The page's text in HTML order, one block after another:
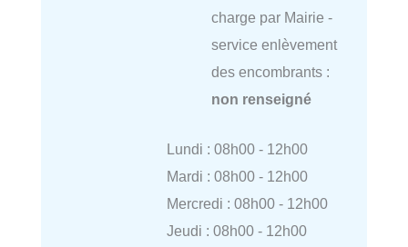
charge par Mairie -
service enlèvement
des encombrants :
non renseigné
Lundi : 08h00 - 12h00
Mardi : 08h00 - 12h00
Mercredi : 08h00 - 12h00
Jeudi : 08h00 - 12h00